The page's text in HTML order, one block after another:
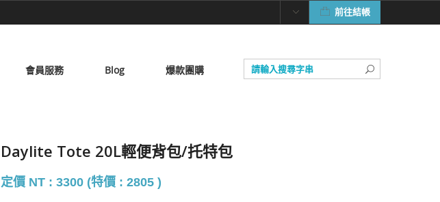
前往結帳
會員服務 Blog 爆款團購
Daylite Tote 20L輕便背包/托特包
定價 NT : 3300 (特價 : 2805 )